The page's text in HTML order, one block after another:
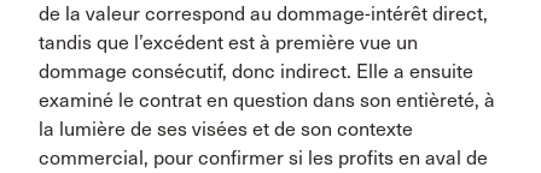
de la valeur correspond au dommage-intérêt direct,
tandis que l’excédent est à première vue un
dommage consécutif, donc indirect. Elle a ensuite
examiné le contrat en question dans son entièreté, à
la lumière de ses visées et de son contexte
commercial, pour confirmer si les profits en aval de